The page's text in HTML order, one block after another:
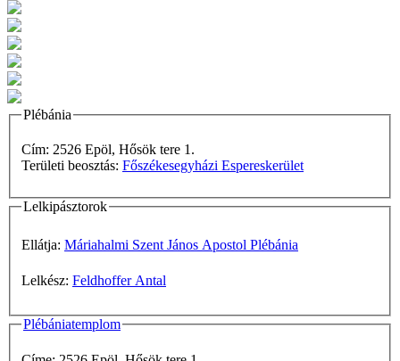
Plébánia
Cím: 2526 Epöl, Hősök tere 1.
Területi beosztás: Főszékesegyházi Espereskerület
Lelkipásztorok
Ellátja: Máriahalmi Szent János Apostol Plébánia
Lelkész: Feldhoffer Antal
Plébániatemplom